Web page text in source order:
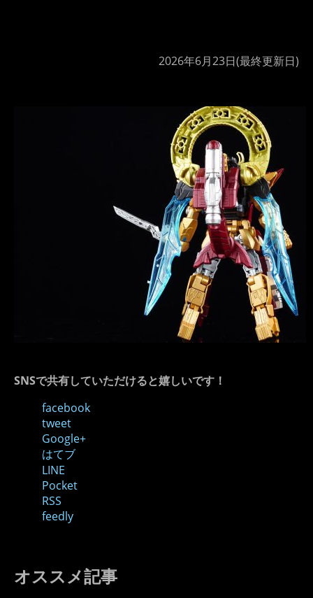
2026年6月23日(最終更新日)
SNSで共有していただけると嬉しいです！
facebook
tweet
Google+
はてブ
LINE
Pocket
RSS
feedly
オススメ記事